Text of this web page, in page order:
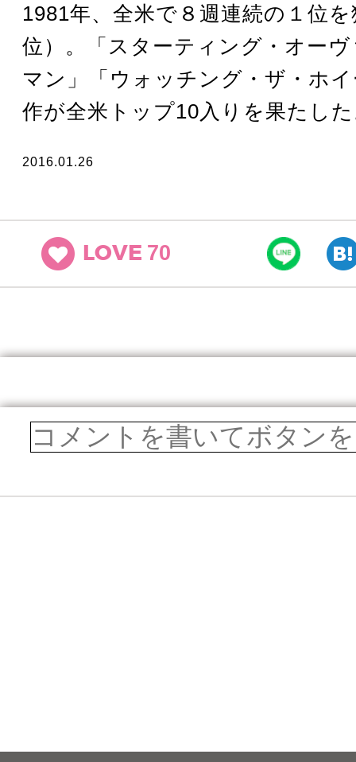
1981年、全米で８週連続の１位
位）。「スターティング・オー
マン」「ウォッチング・ザ・ホ
作が全米トップ10入りを果たし
2016.01.26
LOVE 70